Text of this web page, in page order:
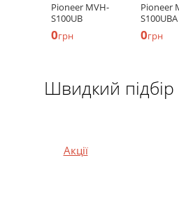
Pioneer MVH-
S100UB
0грн
Pioneer
S100UBA
0грн
Швидкий підбір
Акції